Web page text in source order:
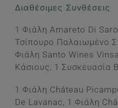
€72.50
Διαθέσιμες Συνθέσεις
1 Φιάλη Amareto Di
Τσίπουρο Παλαιωμένο
Φιάλη Santo Wines
Κάσιους, 1 Συσκευασία
1 Φιάλη Château
De Lavanac, 1 Φιάλη